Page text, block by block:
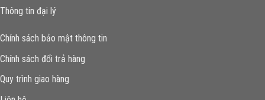
khẩu | Phụ kiện cửa cổng | Barie tự động | Barie tự động Faac | Barie tự
động Beninca | Barie bãi đổ xe | Cửa cuốn Austdoor
Chính sách bảo hành